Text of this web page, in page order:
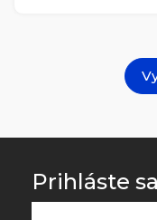
Prihláste